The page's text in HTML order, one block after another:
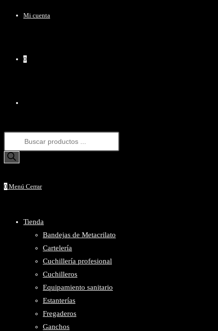
Mi cuenta
0
búsqueda
de
Búsqueda
de
productos
0 Menú Cerrar
Tienda
Bandejas de Metacrilato
Cartelería
Cuchillería profesional
Cuchilleros
Equipamiento sanitario
Estanterías
Fregaderos
Ganchos